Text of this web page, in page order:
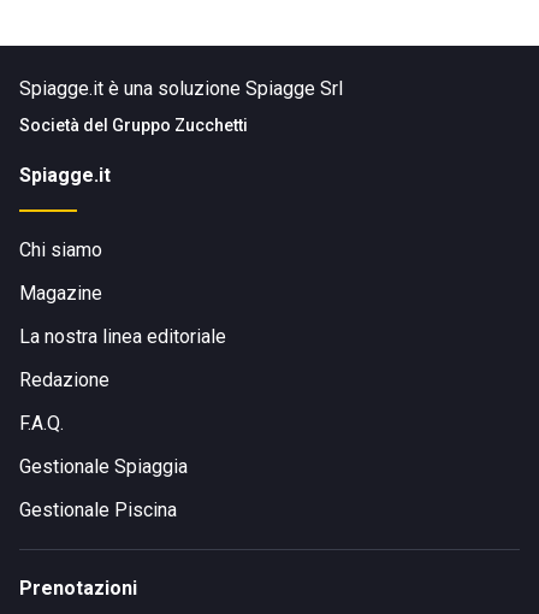
Spiagge.it è una soluzione Spiagge Srl
Società del Gruppo Zucchetti
Spiagge.it
Chi siamo
Magazine
La nostra linea editoriale
Redazione
F.A.Q.
Gestionale Spiaggia
Gestionale Piscina
Prenotazioni